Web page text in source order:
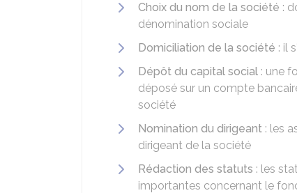
Choix du nom de la société :
dénomination sociale
Domiciliation de la société : il
Dépôt du capital social : une
déposé sur un compte
société
Nomination du dirigeant : les
dirigeant de la société
Rédaction des statuts : les
importantes concernant le